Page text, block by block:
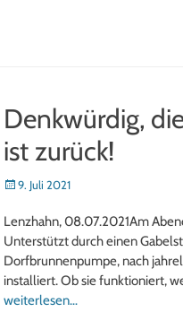
Denkwürdig,
ist zurück!
Posted9. Juli 2021
Lenzhahn, 08.07.2021Am
Unterstützt durch einen
Dorfbrunnenpumpe, nach
installiert. Ob sie funktioniert,
weiterlesen…